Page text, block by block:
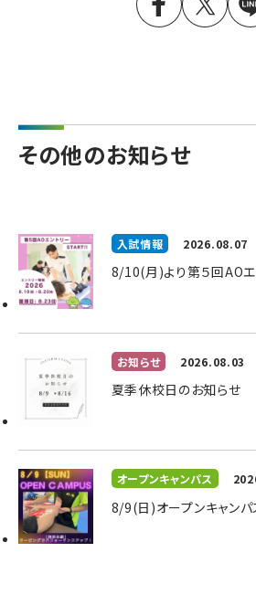
その他のお知らせ
入試情報 2026.08.07
8/10(月)より第５回AO
お知らせ 2026.08.03
夏季休校日のお知らせ
オープンキャンパス
8/9(日)オープンキャン